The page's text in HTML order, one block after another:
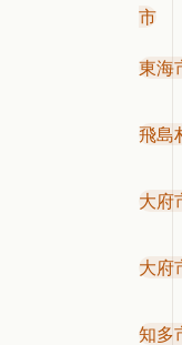
市
東海
飛島
大府
大府
知多